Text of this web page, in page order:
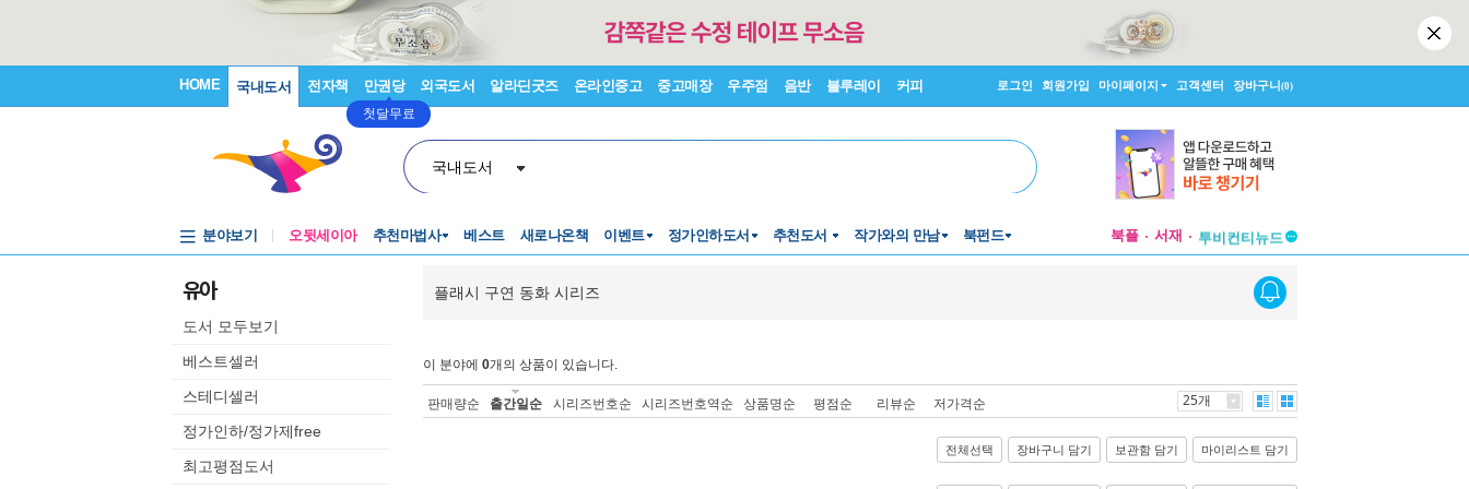
HOME 국내도서 전자책 만권당
첫달무료
외국도서 알라딘굿즈 온라인중고 중고매장 우주점 음반 블루레이 커피 로그인 회원가입 마이페이지 고객센터 장바구니(0)
국내도서
분야보기 오뒷세이아 추천마법사 베스트 새로나온책 이벤트 정가인하도서 추천도서 작가와의 만남 북펀드 북플 서재
투비컨티뉴드
투비컨티뉴드
유아
도서 모두보기
베스트셀러
스테디셀러
정가인하/정가제free
최고평점도서
플래시 구연 동화 시리즈
이 분야에 0개의 상품이 있습니다.
판매량순 출간일순 시리즈번호순 시리즈번호역순 상품명순 평점순 리뷰순 저가격순 25개
전체선택 장바구니 담기 보관함 담기 마이리스트 담기